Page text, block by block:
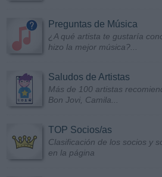
Preguntas de Música
¿A qué artista te gustaría
hizo la mejor música?...
Saludos de Artistas
Más de 100 artistas
Bon Jovi, Camila...
TOP Socios/as
Clasificación de los socios y
en la página